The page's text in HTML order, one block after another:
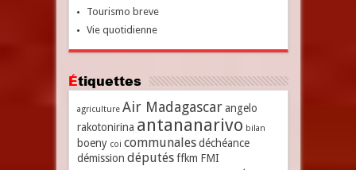
Tourismo breve
Vie quotidienne
Étiquettes
agriculture Air Madagascar angelo
rakotonirina antananarivo bilan
boeny coi communales déchéance
démission députés ffkm FMI